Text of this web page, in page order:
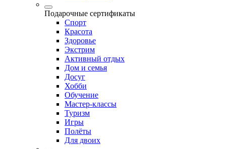
Подарочные сертификаты
Спорт
Красота
Здоровье
Экстрим
Активный отдых
Дом и семья
Досуг
Хобби
Обучение
Мастер-классы
Туризм
Игры
Полёты
Для двоих